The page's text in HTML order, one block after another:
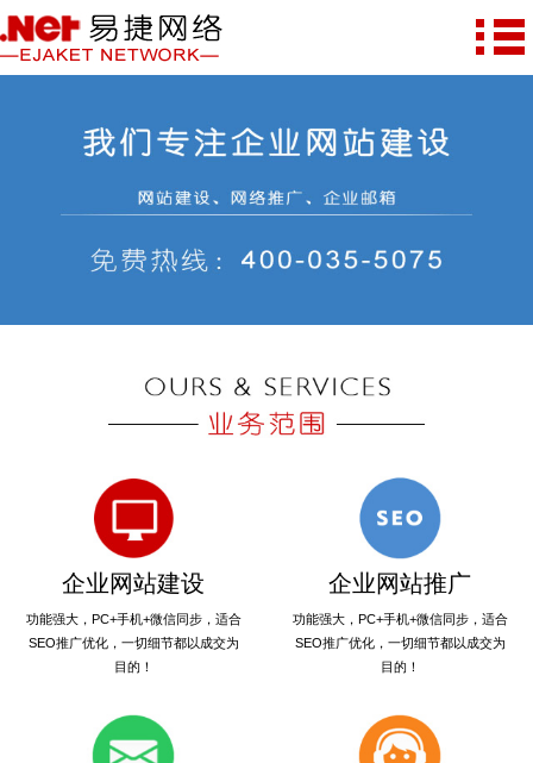
企业网站建设
功能强大，PC+手机+微信同步，适合
SEO推广优化，一切细节都以成交为
目的！
企业网站推广
功能强大，PC+手机+微信同步，适合
SEO推广优化，一切细节都以成交为
目的！